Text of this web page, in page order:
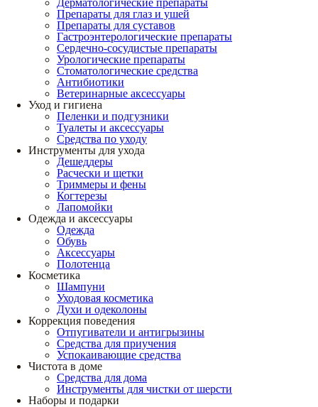
Дерматологические препараты
Препараты для глаз и ушей
Препараты для суставов
Гастроэнтерологические препараты
Сердечно-сосудистые препараты
Урологические препараты
Стоматологические средства
Антибиотики
Ветеринарные аксессуары
Уход и гигиена
Пеленки и подгузники
Туалеты и аксессуары
Средства по уходу
Инструменты для ухода
Дешеддеры
Расчески и щетки
Триммеры и фены
Когтерезы
Лапомойки
Одежда и аксессуары
Одежда
Обувь
Аксессуары
Полотенца
Косметика
Шампуни
Уходовая косметика
Духи и одеколоны
Коррекция поведения
Отпугиватели и антигрызины
Средства для приучения
Успокаивающие средства
Чистота в доме
Средства для дома
Инструменты для чистки от шерсти
Наборы и подарки